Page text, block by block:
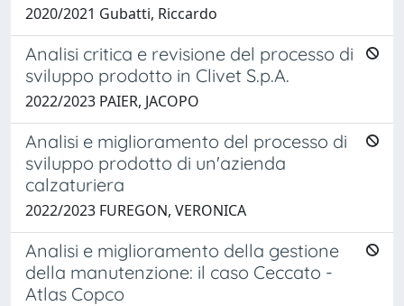
2020/2021 Gubatti, Riccardo
Analisi critica e revisione del processo di
sviluppo prodotto in Clivet S.p.A.
2022/2023 PAIER, JACOPO
Analisi e miglioramento del processo di
sviluppo prodotto di un'azienda
calzaturiera
2022/2023 FUREGON, VERONICA
Analisi e miglioramento della gestione
della manutenzione: il caso Ceccato -
Atlas Copco